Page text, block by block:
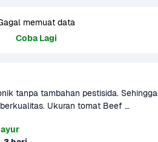
memuat data
Coba Lagi
tanpa tambahan pestisida. Sehingga
Ukuran tomat Beef
Teksturnya  padat dan sedikit
sedikit asam. Warna kulit bervariasi